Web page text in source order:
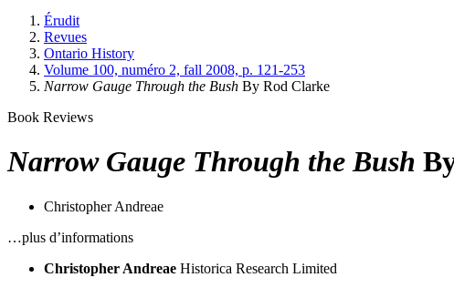
Érudit
Revues
Ontario History
Volume 100, numéro 2, fall 2008, p. 121-253
Narrow Gauge Through the Bush By Rod Clarke
Book Reviews
Narrow Gauge Through the Bush
Christopher Andreae
…plus d’informations
Christopher Andreae Historica Research Limited